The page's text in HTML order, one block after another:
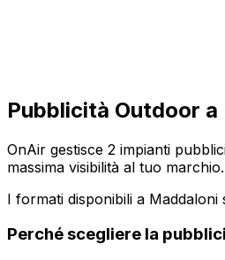
Pubblicità Outdoor a
OnAir gestisce 2 impianti
massima visibilità al tuo marchio.
I formati disponibili a Maddaloni
Perché scegliere la